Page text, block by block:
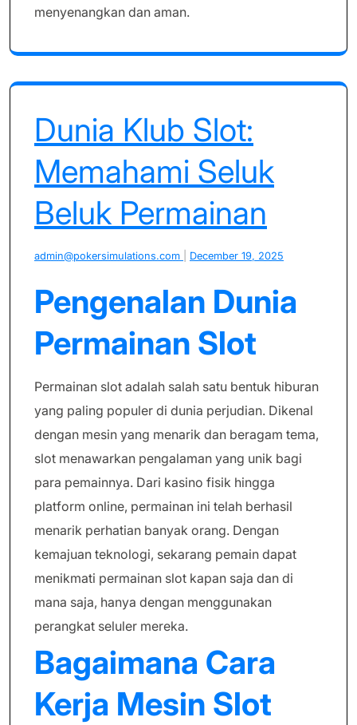
menyenangkan dan aman.
Dunia Klub Slot:
Memahami Seluk
Beluk Permainan
admin@pokersimulations.com December 19, 2025
Pengenalan Dunia
Permainan Slot
Permainan slot adalah salah satu bentuk hiburan
yang paling populer di dunia perjudian. Dikenal
dengan mesin yang menarik dan beragam tema,
slot menawarkan pengalaman yang unik bagi
para pemainnya. Dari kasino fisik hingga
platform online, permainan ini telah berhasil
menarik perhatian banyak orang. Dengan
kemajuan teknologi, sekarang pemain dapat
menikmati permainan slot kapan saja dan di
mana saja, hanya dengan menggunakan
perangkat seluler mereka.
Bagaimana Cara
Kerja Mesin Slot